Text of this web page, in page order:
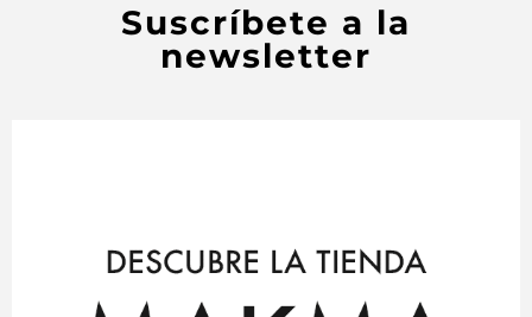
Suscríbete a la
newsletter